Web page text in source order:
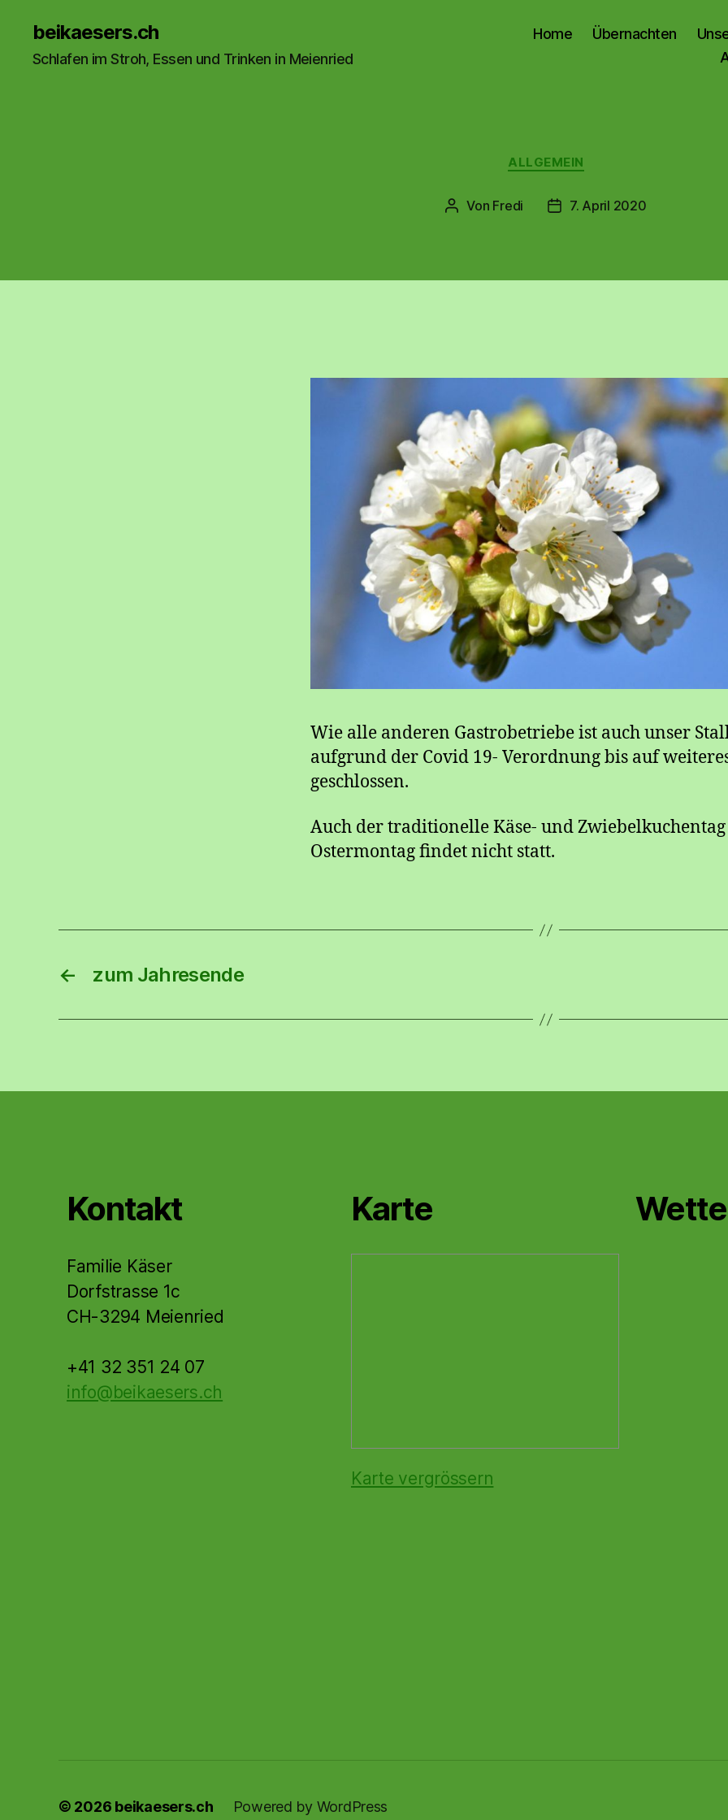
beikaesers.ch
Schlafen im Stroh, Essen und Trinken in Meienried
Home Übernachten
Kategorien
ALLGEMEIN
Beitragsautor
Von Fredi Beitragsdatum
7. April 2020
Wie alle anderen Gastrobetriebe ist auch unser
aufgrund der Covid 19- Verordnung bis auf
geschlossen.
Auch der traditionelle Käse- und
Ostermontag findet nicht statt.
← zum Jahresende
Kontakt
Familie Käser
Dorfstrasse 1c
CH-3294 Meienried
+41 32 351 24 07
info@beikaesers.ch
Karte
Karte vergrössern
© 2026 beikaesers.ch Powered by WordPress